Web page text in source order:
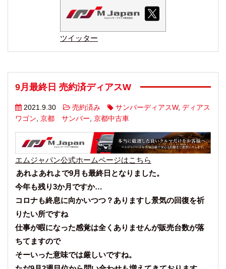
ツイッター
9月最終日 売約済ディアスW
2021.9.30 売約済み サンバーディアスW, ディアス
ワゴン 京都 サンバー 京都中古車
エムジャパン公式ホームページはこちら
あれよあれよで9月も最終日となりました。
今年も残り3か月ですか…
コロナも終息に向かいつつ？ありますし景気の回復を祈
りたい所ですね
仕事が暇になった感覚は全くありませんが販売台数が落
ちてますので
そーいった意味では厳しいですね。